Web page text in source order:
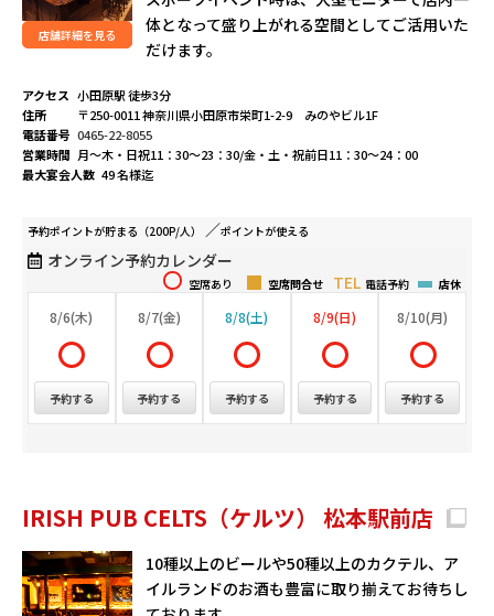
店舗詳細を見る
体となって盛り上がれる空間としてご活用いた
だけます。
アクセス 小田原駅 徒歩3分
住所
〒250-0011 神奈川県小田原市栄町1-2-9 みのやビル1F
電話番号 0465-22-8055
営業時間 月～木・日祝11：30～23：30/金・土・祝前日11：30～24：00
最大宴会人数 49 名様迄
予約ポイントが貯まる（200P/人） ポイントが使える
オンライン予約カレンダー
店休
電話予約
空席問合せ
空席あり
8/6(木)
予約する
8/7(金)
予約する
8/8(土)
予約する
8/9(日)
予約する
8/10(月)
予約する
IRISH PUB CELTS（ケルツ） 松本駅前店
10種以上のビールや50種以上のカクテル、ア
イルランドのお酒も豊富に取り揃えてお待ちし